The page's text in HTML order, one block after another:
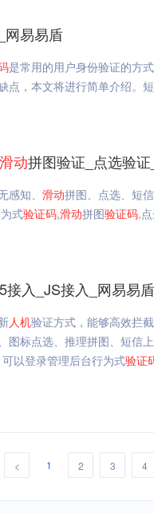
网易易盾
是常用的用户身份验证的方
点，本文将进行简单介绍。
滑动拼图验证_点选验
感知、 滑动拼图、点选、短
式验证码,滑动拼图验证码,
接入_JS接入_网易易盾
人机验证方式，能够高效拦
图标点选、推理拼图、短信
以登录管理后台行为式验证
< 1 2 3 4